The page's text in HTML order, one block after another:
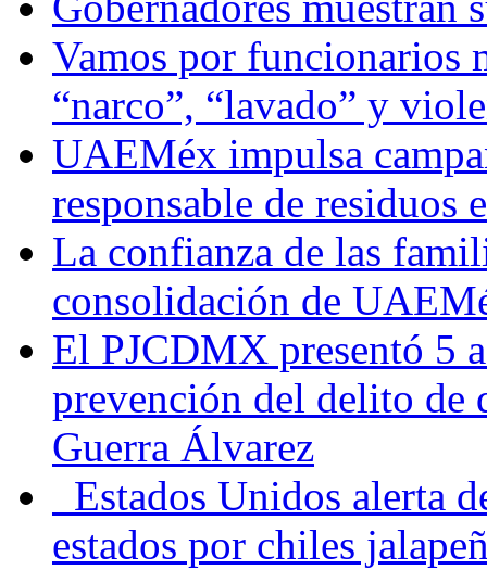
Vamos por funcionarios
“narco”, “lavado” y
UAEMéx impulsa
responsable de residuos
La confianza de las
consolidación de
El PJCDMX presentó 5
prevención del delito de
Guerra Álvarez
Estados Unidos alerta
estados por chiles